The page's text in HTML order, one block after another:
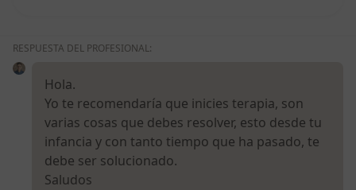
RESPUESTA DEL PROFESIONAL:
Hola.
Yo te recomendaría que inicies terapia, son
varias cosas que debes resolver, esto desde tu
infancia y con tanto tiempo que ha pasado, te
debe ser solucionado.
Saludos